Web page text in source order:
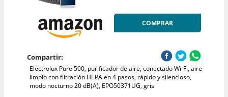
COMPRAR
Compartir:
Electrolux Pure 500, purificador de aire, conectado Wi-Fi, aire
limpio con filtración HEPA en 4 pasos, rápido y silencioso,
modo nocturno 20 dB(A), EPO50371UG, gris